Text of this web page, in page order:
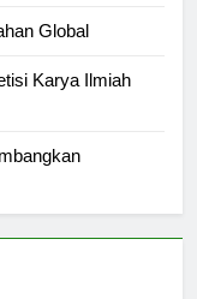
Global
Karya Ilmiah